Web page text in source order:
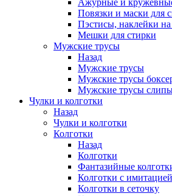
Ажурные и
Повязки и маски для
Пэстисы, наклейки на
Мешки для стирки
Мужские трусы
Назад
Мужские трусы
Мужские трусы
Мужские трусы
Чулки и колготки
Назад
Чулки и колготки
Колготки
Назад
Колготки
Фантазийные
Колготки с
Колготки в сеточку